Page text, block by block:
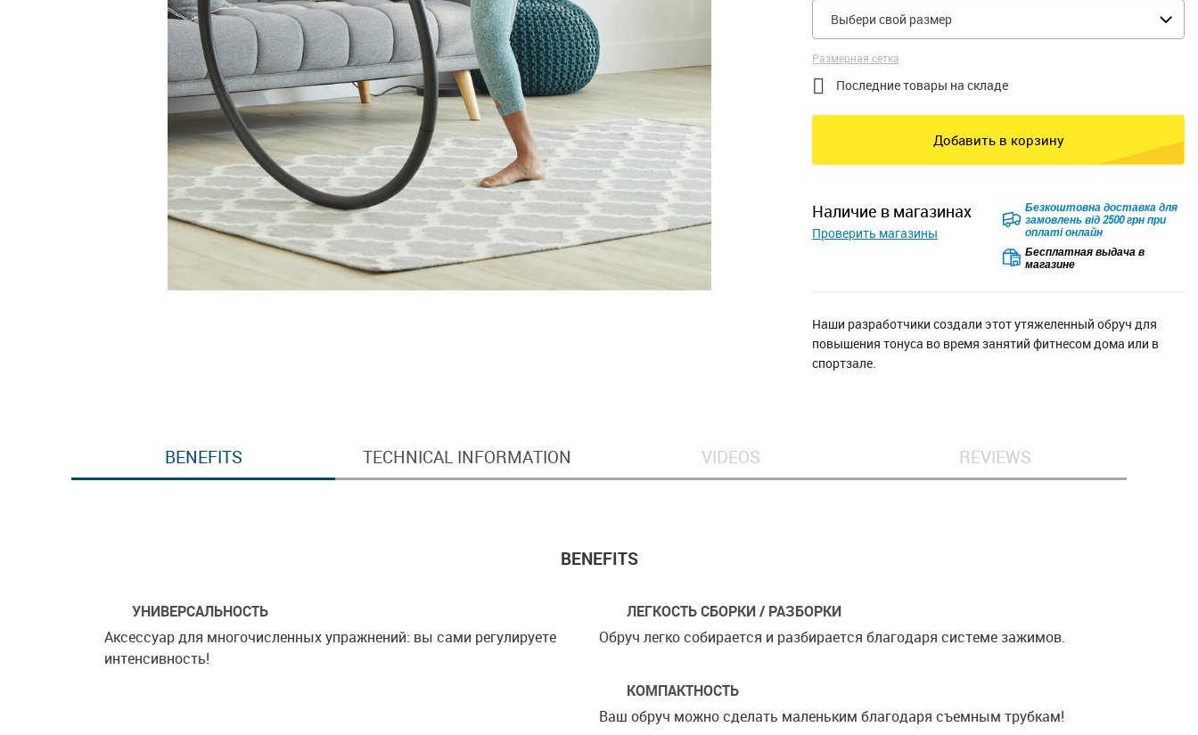
Выбери свой размер
Размерная сетка
 Последние товары на складе
Добавить в корзину
наличие в магазинах
Проверить магазины
Безкоштовна доставка для
замовлень від 2500 грн при
оплаті онлайн
Бесплатная выдача в
магазине
Наши разработчики создали этот утяжеленный обруч для
повышения тонуса во время занятий фитнесом дома или в
спортзале.
BENEFITS TECHNICAL INFORMATION VIDEOS REVIEWS
BENEFITS
УНИВЕРСАЛЬНОСТЬ
Аксессуар для многочисленных упражнений: вы сами регулируете
интенсивность!
ЛЕГКОСТЬ СБОРКИ / РАЗБОРКИ
Обруч легко собирается и разбирается благодаря системе зажимов.
КОМПАКТНОСТЬ
Ваш обруч можно сделать маленьким благодаря съемным трубкам!